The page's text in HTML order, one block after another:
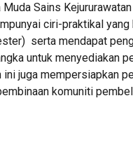
Muda Sains
ciri-praktikal
serta mendapat
untuk menyediakan
ini juga mempersiapkan
komuniti